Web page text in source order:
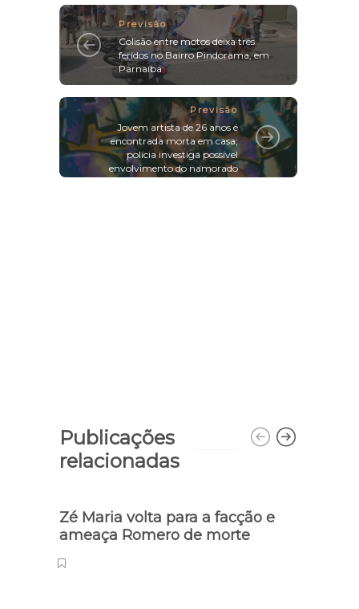
Previsão
Colisão entre motos deixa três
feridos no Bairro Pindorama, em
Parnaíba
Previsão
Jovem artista de 26 anos é
encontrada morta em casa;
polícia investiga possível
envolvimento do namorado
Publicações
relacionadas
Zé Maria volta para a facção e
ameaça Romero de morte